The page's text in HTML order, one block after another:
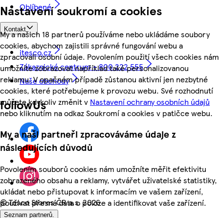
Nastavení soukromí a cookies
My a našich 18 partnerů používáme nebo ukládáme soubory
cookies, abychom zajistili správné fungování webu a
zpracovali osobní údaje. Povolením použití všech cookies nám
umožníte zobrazovat například také personalizovanou
reklamu. V opačném případě zůstanou aktivní jen nezbytné
cookies, které potřebujeme k provozu webu. Své rozhodnutí
můžete kdykoliv změnit v Nastavení ochrany osobních údajů
nebo kliknutím na odkaz Soukromí a cookies v patičce webu.
My a naši partneři zpracováváme údaje z
následujících důvodů
Povolením souborů cookies nám umožníte měřit efektivitu
zobrazeného obsahu a reklamy, vytvářet uživatelské statistiky,
ukládat nebo přistupovat k informacím ve vašem zařízení,
používat přesná data o poloze a identifikovat vaše zařízení.
Seznam partnerů.
Oblíbené
Kontakt
itesco.cz
Zákaznické centrum - 800 222 555
Naše obchody
followUs
©Tesco Stores ČR a.s. 2026